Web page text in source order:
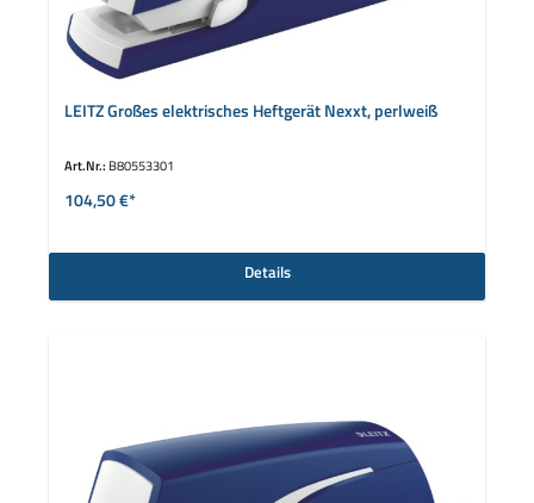
LEITZ Großes elektrisches Heftgerät Nexxt, perlweiß
Art.Nr.: B80553301
104,50 €*
Details